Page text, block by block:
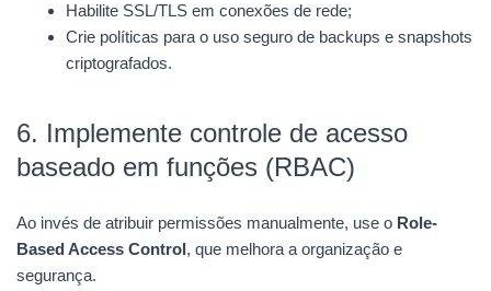
Habilite SSL/TLS em conexões de rede;
Crie políticas para o uso seguro de backups e snapshots
criptografados.
6. Implemente controle de acesso
baseado em funções (RBAC)
Ao invés de atribuir permissões manualmente, use o Role-
Based Access Control, que melhora a organização e
segurança.